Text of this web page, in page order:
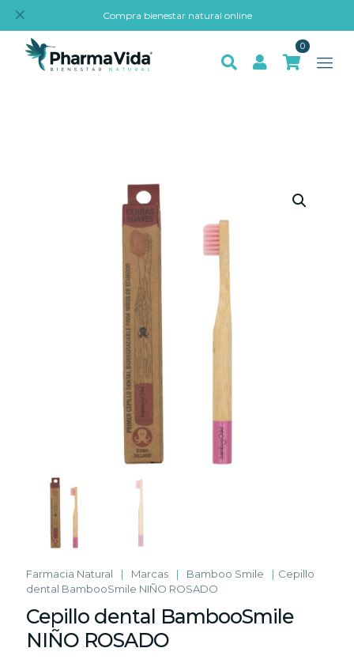
Compra bienestar natural online
✕
0
Farmacia Natural | Marcas | Bamboo Smile | Cepillo
dental BambooSmile NIÑO ROSADO
Cepillo dental BambooSmile
NIÑO ROSADO